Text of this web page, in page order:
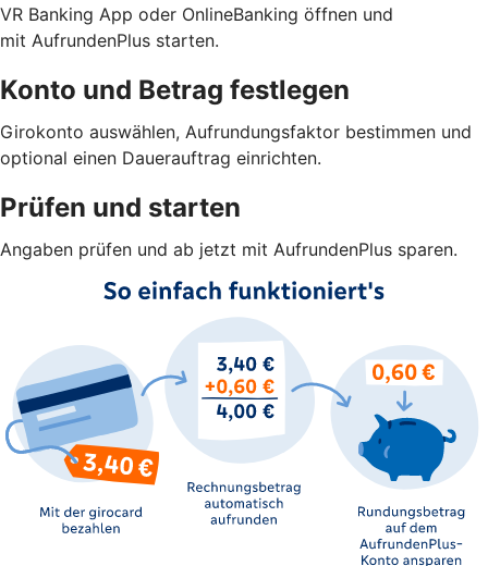
VR Banking App oder OnlineBanking öffnen und
mit AufrundenPlus starten.
Konto und Betrag festlegen
Girokonto auswählen, Aufrundungsfaktor bestimmen und
optional einen Dauerauftrag einrichten.
Prüfen und starten
Angaben prüfen und ab jetzt mit AufrundenPlus sparen.